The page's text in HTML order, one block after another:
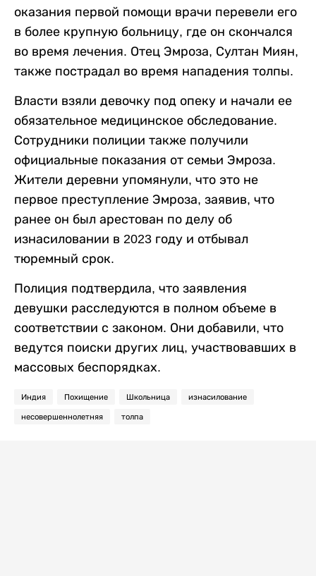
оказания первой помощи врачи перевели его
в более крупную больницу, где он скончался
во время лечения. Отец Эмроза, Султан Миян,
также пострадал во время нападения толпы.
Власти взяли девочку под опеку и начали ее
обязательное медицинское обследование.
Сотрудники полиции также получили
официальные показания от семьи Эмроза.
Жители деревни упомянули, что это не
первое преступление Эмроза, заявив, что
ранее он был арестован по делу об
изнасиловании в 2023 году и отбывал
тюремный срок.
Полиция подтвердила, что заявления
девушки расследуются в полном объеме в
соответствии с законом. Они добавили, что
ведутся поиски других лиц, участвовавших в
массовых беспорядках.
Индия Похищение Школьница изнасилование
несовершеннолетняя толпа